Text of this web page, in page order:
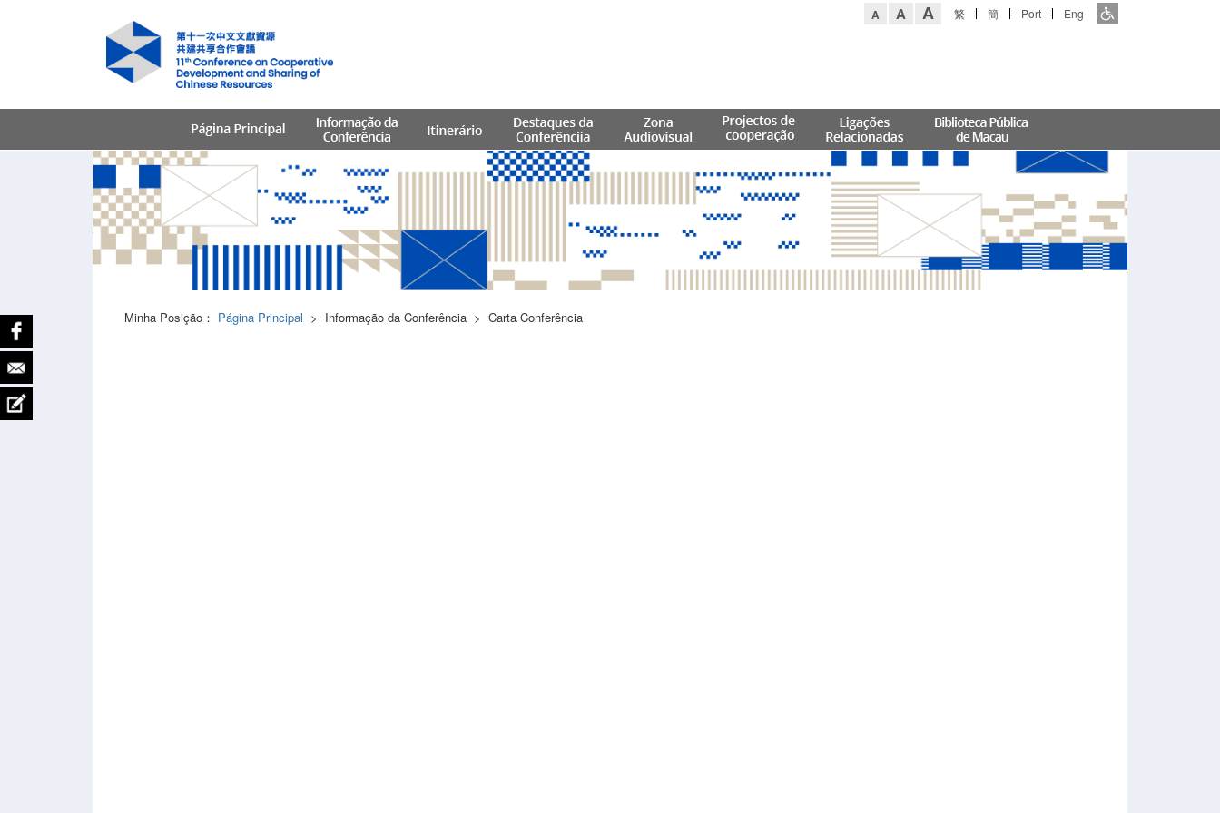
A A A 繁 簡 Port Eng
Minha Posição： Página Principal > Informação da Conferência > Carta Conferência